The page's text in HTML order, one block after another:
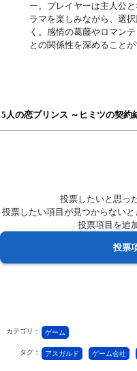
ー。プレイヤーは主人公
ラマを楽しみながら、選
く。感情の葛藤やロマン
との関係性を深めることが
5人の恋プリンス ～ヒミツの契約
投票したいと思っ
投票したい項目が見つからないと
投票項目を追
カテゴリ： ゲーム
タグ： アスガルド ゲーム会社